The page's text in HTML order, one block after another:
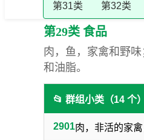
第31类
第32类
第29类 食品
肉，鱼，家禽和野
和油脂。
📂 群组小类（14 个）
2901